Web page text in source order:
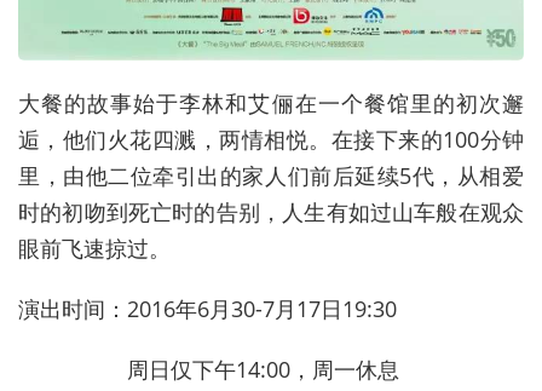
大餐的故事始于李林和艾俪在一个餐馆里的初次邂
逅，他们火花四溅，两情相悦。在接下来的100分钟
里，由他二位牵引出的家人们前后延续5代，从相爱
时的初吻到死亡时的告别，人生有如过山车般在观众
眼前飞速掠过。
演出时间：2016年6月30-7月17日19:30
周日仅下午14:00，周一休息